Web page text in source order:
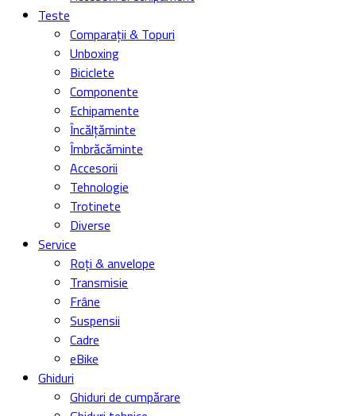
Teste
Comparații & Topuri
Unboxing
Biciclete
Componente
Echipamente
Încălțăminte
Îmbrăcăminte
Accesorii
Tehnologie
Trotinete
Diverse
Service
Roți & anvelope
Transmisie
Frâne
Suspensii
Cadre
eBike
Ghiduri
Ghiduri de cumpărare